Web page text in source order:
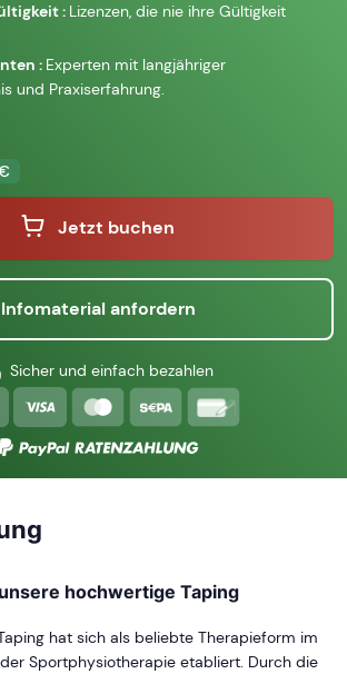
: Lizenzen, die nie ihre Gültigkeit
: Experten mit langjähriger
und Praxiserfahrung.
Jetzt buchen
Infomaterial anfordern
Sicher und einfach bezahlen
hochwertige Taping
hat sich als beliebte Therapieform im
Sportphysiotherapie etabliert. Durch die